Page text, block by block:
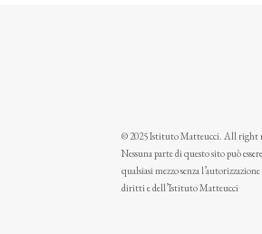
© 2025 Istituto Matteucci. All right
Nessuna parte di questo sito può
qualsiasi mezzo senza
diritti e dell’Istituto Matteucci